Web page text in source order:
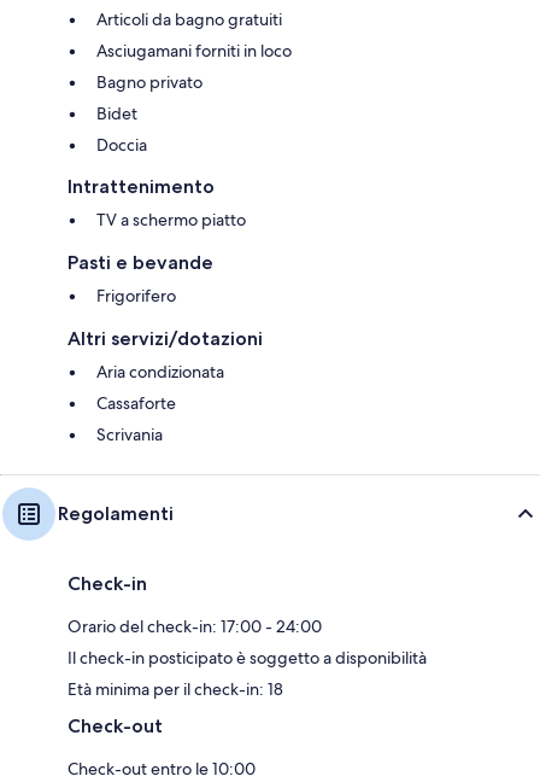
Articoli da bagno gratuiti
Asciugamani forniti in loco
Bagno privato
Bidet
Doccia
Intrattenimento
TV a schermo piatto
Pasti e bevande
Frigorifero
Altri servizi/dotazioni
Aria condizionata
Cassaforte
Scrivania
Regolamenti
Check-in
Orario del check-in: 17:00 - 24:00
Il check-in posticipato è soggetto a disponibilità
Età minima per il check-in: 18
Check-out
Check-out entro le 10:00